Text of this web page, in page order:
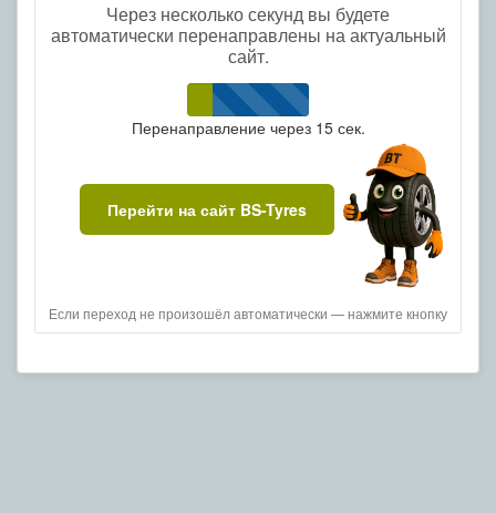
Через несколько секунд вы будете
автоматически перенаправлены на актуальный
сайт.
Перенаправление через 15сек.
Перейти на сайт BS-Tyres
Если переход не произошёл автоматически — нажмите кнопку